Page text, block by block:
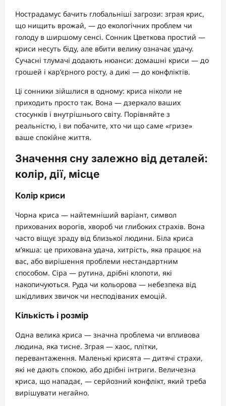
Нострадамус бачить глобальніші загрози: зграя крис,
що нищить врожай, — до екологічних проблем чи
голоду в ширшому сенсі. Сонник Цветкова простий —
криси несуть біду, але вбити велику означає удачу.
Сучасні тлумачі додають нюанси: домашні криси — до
грошей і кар’єрного росту, а дикі — до конфліктів.
Ці сонники зійшлися в одному: криса ніколи не
приходить просто так. Вона — дзеркало ваших
стосунків і внутрішнього світу. Порівняйте з
реальністю, і ви побачите, хто чи що саме «гризе»
ваше спокійне життя.
Значення сну залежно від деталей:
колір, дії, місце
Колір криси
Чорна криса — найтемніший варіант, символ
прихованих ворогів, хвороб чи глибоких страхів. Вона
часто віщує зраду від близької людини. Біла криса
м’якша: це прихована удача, хитрість, яка працює на
вас, або вирішення проблеми нестандартним
способом. Сіра — рутина, дрібні клопоти, які
накопичуються. Руда чи кольорова — небезпека від
шкідливих звичок чи несподіваних емоцій.
Кількість і розмір
Одна велика криса — значна проблема чи впливова
людина, яка тисне. Зграя — хаос, плітки,
перевантаження. Маленькі крисята — дитячі страхи,
які не дають спокою, або дрібні інтриги. Величезна
криса, що нападає, — серйозний конфлікт, який треба
вирішувати негайно.